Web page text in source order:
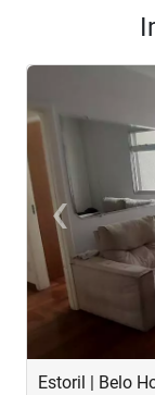
‹Previous
Estoril | Belo